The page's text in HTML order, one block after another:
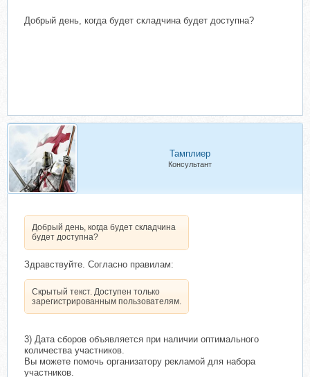
Добрый день, когда будет складчина будет доступна?
Тамплиер
Консультант
Добрый день, когда будет складчина
будет доступна?
Здравствуйте. Согласно правилам:
Скрытый текст. Доступен только
зарегистрированным пользователям.
3) Дата сборов объявляется при наличии оптимального
количества участников.
Вы можете помочь организатору рекламой для набора
участников.